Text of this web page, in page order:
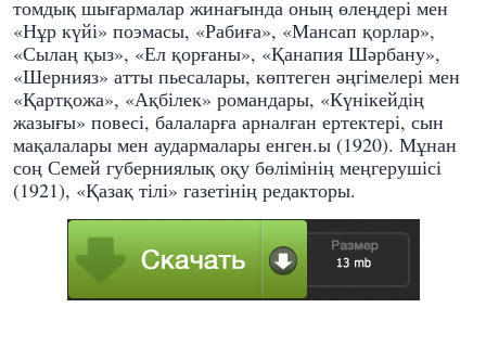
томдық шығармалар жинағында оның өлеңдері мен
«Нұр күйі» поэмасы, «Рабиға», «Мансап қорлар»,
«Сылаң қыз», «Ел қорғаны», «Қанапия Шәрбану»,
«Шернияз» атты пьесалары, көптеген әңгімелері мен
«Қартқожа», «Ақбілек» романдары, «Күнікейдің
жазығы» повесі, балаларға арналған ертектері, сын
мақалалары мен аудармалары енген.ы (1920). Мұнан
соң Семей губерниялық оқу бөлімінің меңгерушісі
(1921), «Қазақ тілі» газетінің редакторы.